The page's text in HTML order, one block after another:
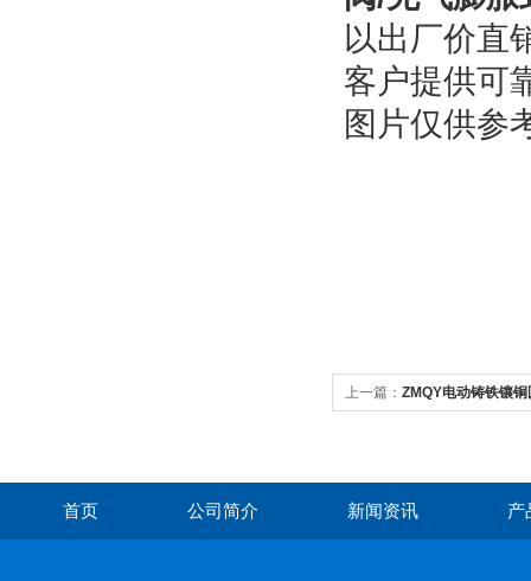
以出厂价直
客户提供可
图片仅供参
上一篇： ZMQY电动铸铁镶铜
首页 公司简介 新闻资讯 产